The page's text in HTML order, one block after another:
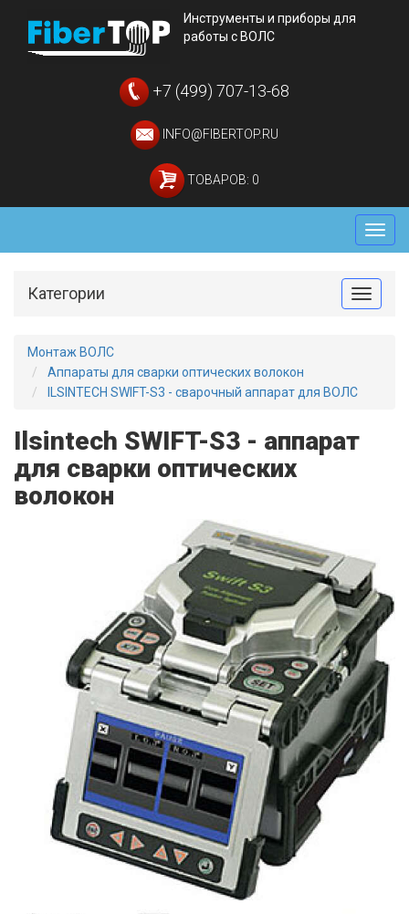
Инструменты и приборы для
работы с ВОЛС
+7 (499) 707-13-68
INFO@FIBERTOP.RU
ТОВАРОВ: 0
Меню
Toggle
Категории
Монтаж ВОЛС
Аппараты для сварки оптических волокон
ILSINTECH SWIFT-S3 - сварочный аппарат для ВОЛС
Ilsintech SWIFT-S3 - аппарат
для сварки оптических
волокон